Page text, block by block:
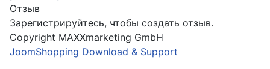
Отзыв
Зарегистрируйтесь, чтобы создать отзыв.
Copyright MAXXmarketing GmbH
JoomShopping Download & Support